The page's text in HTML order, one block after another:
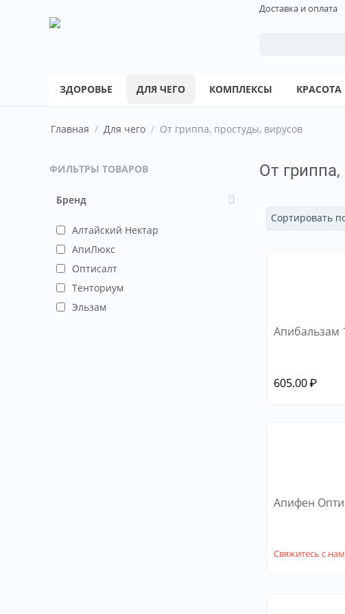
Доставка и оплата
ЗДОРОВЬЕ ДЛЯ ЧЕГО КОМПЛЕКСЫ КРАСОТА
Главная / Для чего / От гриппа, простуды, вирусов
ФИЛЬТРЫ ТОВАРОВ
Бренд
Алтайский Нектар
АпиЛюкс
Оптисалт
Тенториум
Эльзам
От
Сортировать
Апибальзам
605.00₽
Апифен
Свяжитесь с